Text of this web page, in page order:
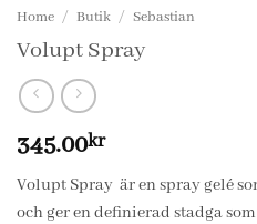
Home / Butik / Sebastian
Volupt Spray
345.00kr
Volupt Spray är en spray gelé
och ger en definierad stadga